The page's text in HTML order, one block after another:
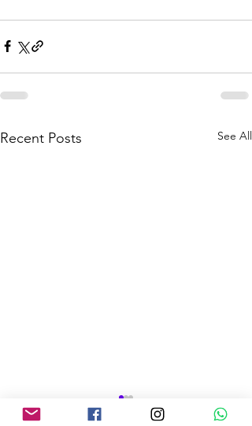
Recent Posts See All